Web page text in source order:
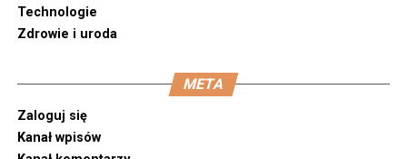
Technologie
Zdrowie i uroda
META
Zaloguj się
Kanał wpisów